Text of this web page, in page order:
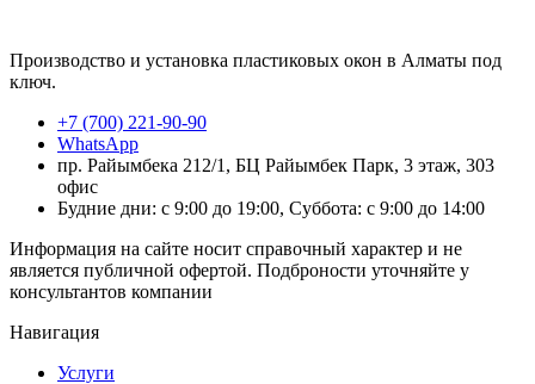
Производство и установка пластиковых окон в Алматы под
ключ.
+7 (700) 221-90-90
WhatsApp
пр. Райымбека 212/1, БЦ Райымбек Парк, 3 этаж, 303
офис
Будние дни: с 9:00 до 19:00, Суббота: с 9:00 до 14:00
Информация на сайте носит справочный характер и не
является публичной офертой. Подброности уточняйте у
консультантов компании
Навигация
Услуги